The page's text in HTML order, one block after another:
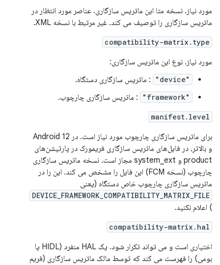
مورد نیاز. نسخه متا این ماتریس سازگاری. عناصر مورد انتظار در
ماتریس سازگاری را توصیف می کند. غیر مرتبط با نسخه XML.
compatibility-matrix.type
مورد نیاز. نوع این ماتریس سازگاری:
"device" : ماتریس سازگاری دستگاه.
"framework" : ماتریس سازگاری چارچوب.
manifest.level
برای ماتریس سازگاری چارچوب مورد نیاز است. در Android 12
و بالاتر، در فایل‌های ماتریس سازگاری فریمورک در پارتیشن‌های
product و system_ext مجاز است. نسخه ماتریس سازگاری
چارچوب (نسخه FCM) این فایل را مشخص می کند. این را در
ماتریس سازگاری چارچوب خاص دستگاه (یعنی
DEVICE_FRAMEWORK_COMPATIBILITY_MATRIX_FILE
) اعلام نکنید.
compatibility-matrix.hal
اختیاری است و می تواند تکرار شود. یک HAL منفرد (HIDL یا
بومی) را فهرست می کند که توسط مالک ماتریس سازگاری (فریم